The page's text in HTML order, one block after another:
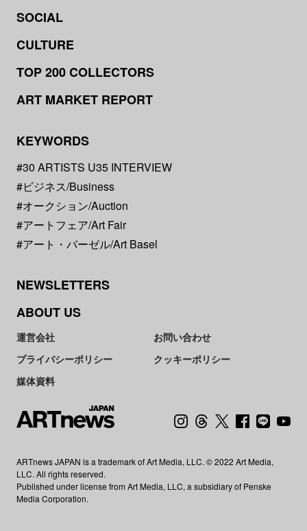
SOCIAL
CULTURE
TOP 200 COLLECTORS
ART MARKET REPORT
KEYWORDS
#30 ARTISTS U35 INTERVIEW
#ビジネス/Business
#オークション/Auction
#アートフェア/Art Fair
#アート・バーゼル/Art Basel
NEWSLETTERS
ABOUT US
運営会社
お問い合わせ
プライバシーポリシー
クッキーポリシー
媒体資料
ARTnews JAPAN is a trademark of Art Media, LLC. © 2022 Art Media,
LLC. All rights reserved.
Published under license from Art Media, LLC, a subsidiary of Penske
Media Corporation.